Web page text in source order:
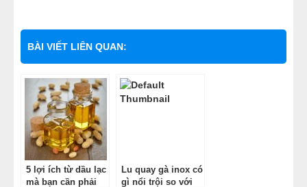
BÀI VIẾT LIÊN QUAN:
5 lợi ích từ dầu lạc
mà bạn cần phải
Lu quay gà inox có
gì nổi trội so với